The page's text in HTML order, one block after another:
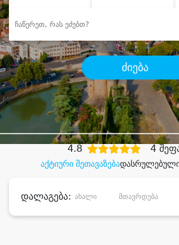
ძიება
შეიძინესასურველი
დიდი დანაზოგით
აქტიური შეთავაზებადასრულებული
4.8 4
დალაგება: ახალი მთავრდება